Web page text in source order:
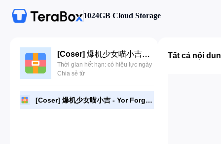
1024GB Cloud Storage
[Coser] 爆机少女喵小吉 - Yor Forger [41P].zip
Thời gian hết hạn: có hiệu lực ngày
Chia sẻ từ
[Coser] 爆机少女喵小吉 - Yor Forger [41P].zip
Tất cả nội